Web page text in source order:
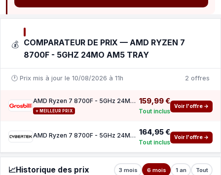
💰 COMPARATEUR DE PRIX — AMD RYZEN 7
8700F - 5GHZ 24MO AM5 TRAY
🕐 Prix mis à jour le 10/08/2026 à 11h 2 offres
AMD Ryzen 7 8700F - 5GHz 24Mo AM5 Tray
⭐ MEILLEUR PRIX
159,99 €
Tout inclus
Voir l'offre →
AMD Ryzen 7 8700F - 5GHz 24Mo AM5 Tray 164,95 €
Tout inclus
Voir l'offre →
📈Historique des prix 3 mois 6 mois 1 an Tout